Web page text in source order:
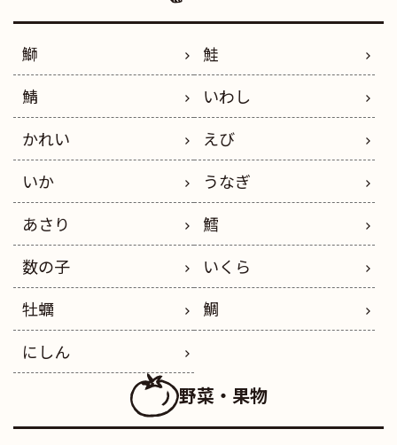
鰤
鮭
鯖
いわし
かれい
えび
いか
うなぎ
あさり
鱈
数の子
いくら
牡蠣
鯛
にしん
野菜・果物